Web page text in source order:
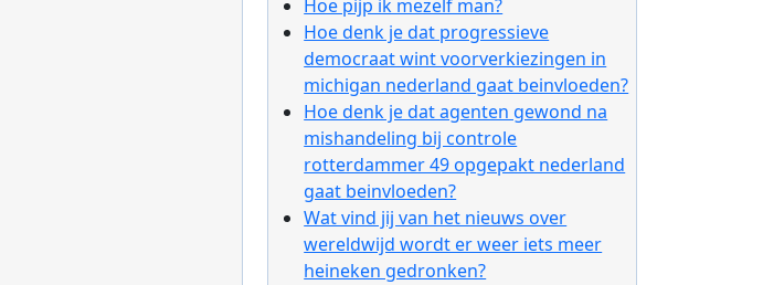
Hoe pijp ik mezelf man?
Hoe denk je dat progressieve
democraat wint voorverkiezingen in
michigan nederland gaat beinvloeden?
Hoe denk je dat agenten gewond na
mishandeling bij controle
rotterdammer 49 opgepakt nederland
gaat beinvloeden?
Wat vind jij van het nieuws over
wereldwijd wordt er weer iets meer
heineken gedronken?